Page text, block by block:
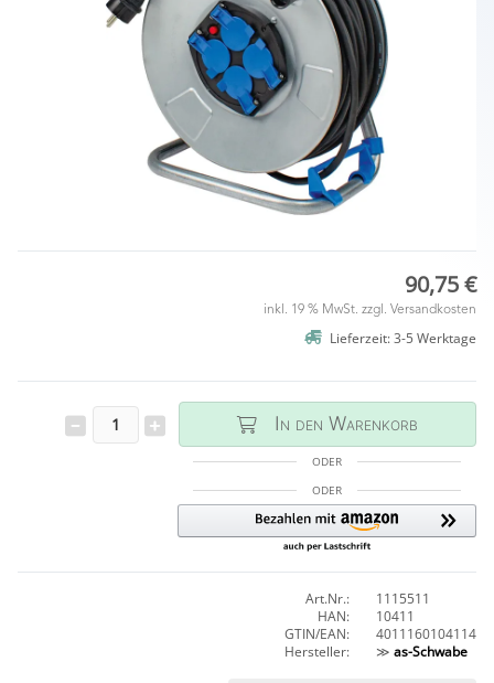
90,75 €
inkl. 19 % MwSt. zzgl. Versandkosten
Lieferzeit: 3-5 Werktage
In den Warenkorb
ODER
ODER
Art.Nr.:
1115511
HAN:
10411
GTIN/EAN:
4011160104114
Hersteller:
≫ as-Schwabe